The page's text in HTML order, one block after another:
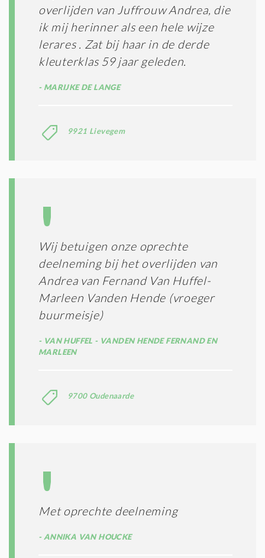
overlijden van Juffrouw Andrea, die
ik mij herinner als een hele wijze
lerares . Zat bij haar in de derde
kleuterklas 59 jaar geleden.
MARIJKE DE LANGE
9921 Lievegem
Wij betuigen onze oprechte
deelneming bij het overlijden van
Andrea van Fernand Van Huffel-
Marleen Vanden Hende (vroeger
buurmeisje)
VAN HUFFEL - VANDEN HENDE FERNAND EN
MARLEEN
9700 Oudenaarde
Met oprechte deelneming
ANNIKA VAN HOUCKE